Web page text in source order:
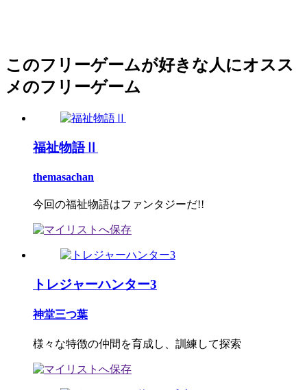
このフリーゲームが好きな人にオスス
メのフリーゲーム
福祉物語Ⅱ
themasachan
今回の福祉物語はファンタジーだ!!
トレジャーハンター3
神堂三つ葉
様々な特徴の仲間を育成し、訓練して探索